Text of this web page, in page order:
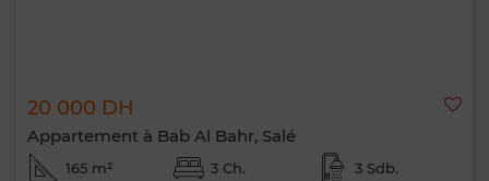
20 000 DH
Appartement à Bab Al Bahr, Salé
165 m² 3 Ch. 3 Sdb.